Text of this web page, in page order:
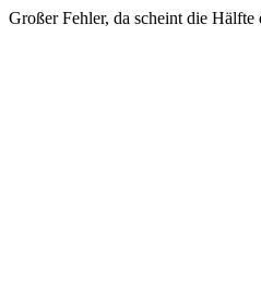
Großer Fehler, da scheint die Hälfte